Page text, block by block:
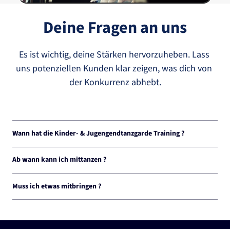
Deine Fragen an uns
Es ist wichtig, deine Stärken hervorzuheben.
uns potenziellen Kunden klar zeigen, was dich
der Konkurrenz abhebt.
Wann hat die Kinder- & Jugengendtanzgarde Training ?
Die Kinder- & Jugendgarde hat donnerstags ab 17 Uhr Training. Das Training der
Jugendgarde geht bis 20 Uhr
Ab wann kann ich mittanzen ?
Ab 4 Jahren kannst du bei uns mittanzen. Die Jugendgarde ist ab ca. 14 Jahren.
Wir haben für jedes Alter die passende Gruppe.
Muss ich etwas mitbringen ?
Zwingende Vorraussetzungen, dass du bei uns in der Kindertanzgarde
solltest du haben.